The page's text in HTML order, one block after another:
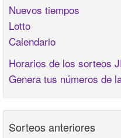
Nuevos tiempos
Lotto
Calendario
Horarios de los sorteos
Genera tus números de
Sorteos anteriores